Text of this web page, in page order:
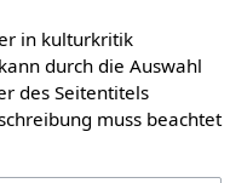
in kulturkritik
durch die Auswahl
des Seitentitels
muss beachtet